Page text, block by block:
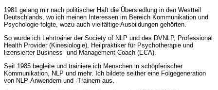
1981 gelang mir nach politischer Haft die Übersiedlung in den Westteil
Deutschlands, wo ich meinen Interessen im Bereich Kommunikation und
Psychologie folgte, wozu auch vielfältige Ausbildungen gehörten.
So wurde ich Lehrtrainer der Society of NLP und des DVNLP, Professional
Health Provider (Kinesiologie), Heilpraktiker für Psychotherapie und
lizensierter Business- und Management-Coach (ECA).
Seit 1985 begleite und trainiere ich Menschen in schöpferischer
Kommunikation, NLP und mehr. Ich bildete seither eine Folgegeneration
von NLP-Anwendern und -Trainern aus.